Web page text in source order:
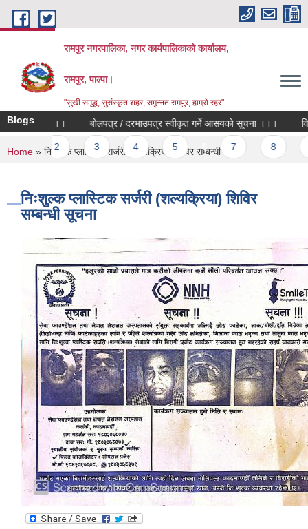
Skip to main content
रामपुर नगरपालिका, नगर कार्यपालिकाको कार्यालय,
रामपुर, पाल्पा।
"सुखी समृद्ध, सुसंस्कृत शहर, समुन्नत रामपुर, हाम्रो रहर"
Blogs
सूचना ।।। बोलपत्र / दरभाउपत्र स्वीकृत गर्ने आसयको सूचना ।।।
… 2 3 4 5 6 7
You are here
Home » निःशुल्क प्लास्टिक सर्जरी (शल्यक्रिया) शिविर सम्बन्धी सूचना
निःशुल्क प्लास्टिक सर्जरी (शल्यक्रिया) शिविर
सम्बन्धी सूचना